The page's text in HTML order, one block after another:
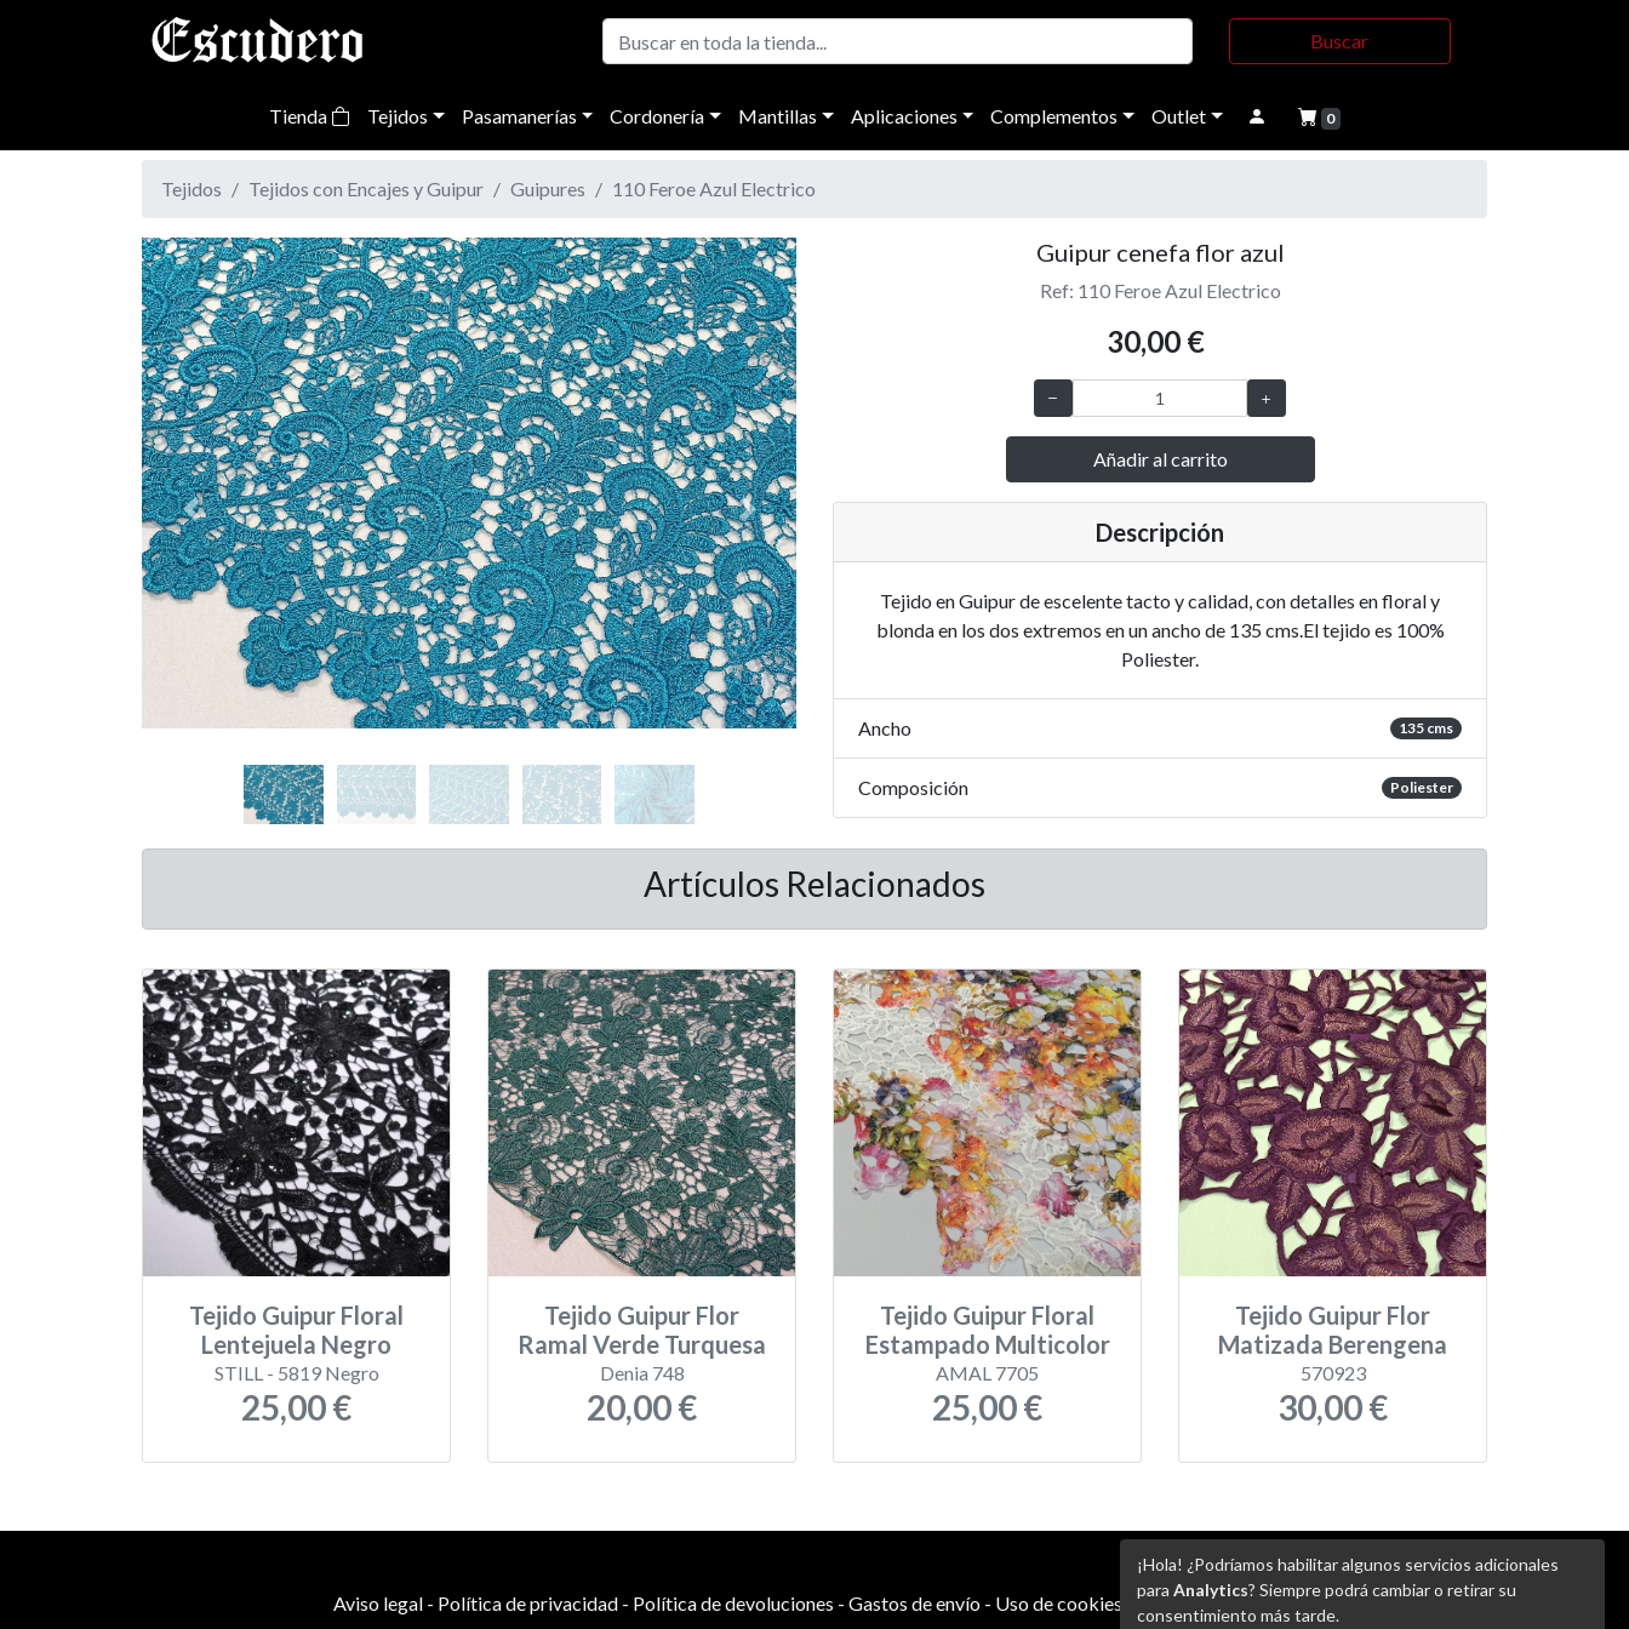
Buscar
Tienda Tejidos Pasamanerías Cordonería Mantillas Aplicaciones Complementos Outlet 0
Tejidos Tejidos con Encajes y Guipur Guipures 110 Feroe Azul Electrico
Previous Next
Guipur cenefa flor azul
Ref: 110 Feroe Azul Electrico
30,00 €
Añadir al carrito
Descripción
Tejido en Guipur de escelente tacto y calidad, con detalles en floral y
blonda en los dos extremos en un ancho de 135 cms.El tejido es 100%
Poliester.
Ancho 135 cms
Composición Poliester
Artículos Relacionados
Tejido Guipur Floral
Lentejuela Negro
STILL - 5819 Negro
25,00 €
Tejido Guipur Flor
Ramal Verde Turquesa
Denia 748
20,00 €
Tejido Guipur Floral
Estampado Multicolor
AMAL 7705
25,00 €
Tejido Guipur Flor
Matizada Berengena
570923
30,00 €
Aviso legal - Política de privacidad - Política de devoluciones - Gastos de envío - Uso de cookies Ajustes de Cookies
¡Hola! ¿Podríamos habilitar algunos servicios adicionales
para Analytics? Siempre podrá cambiar o retirar su
consentimiento más tarde.